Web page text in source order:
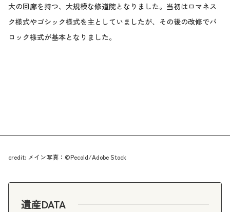
大の回廊を持つ、大規模な修道院となりました。当初はロマネス
ク様式やゴシック様式を主としていましたが、その後の改修でバ
ロック様式が基本となりました。
credit: メイン写真：©Pecold/Adobe Stock
遺産DATA